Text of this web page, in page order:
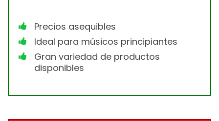
Precios asequibles
Ideal para músicos principiantes
Gran variedad de productos
disponibles